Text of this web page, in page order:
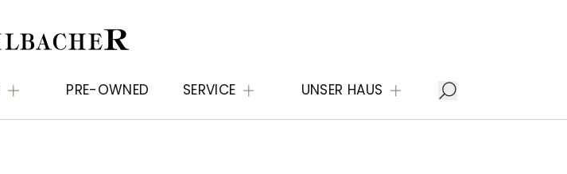
PRE-OWNED SERVICE UNSER HAUS